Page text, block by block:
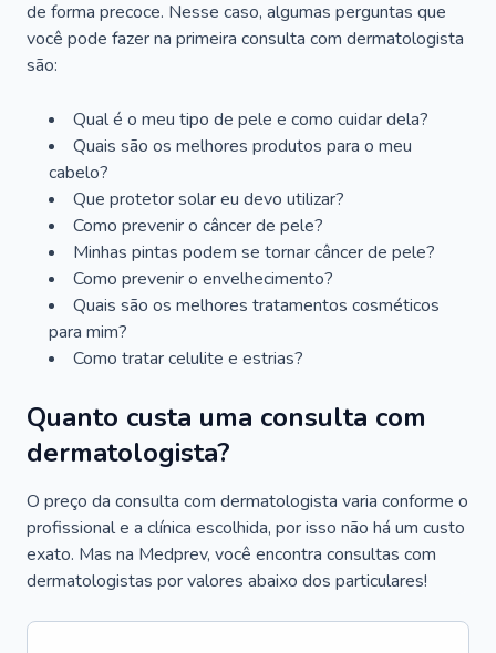
de forma precoce. Nesse caso, algumas perguntas que
você pode fazer na primeira consulta com dermatologista
são:
Qual é o meu tipo de pele e como cuidar dela?
Quais são os melhores produtos para o meu
cabelo?
Que protetor solar eu devo utilizar?
Como prevenir o câncer de pele?
Minhas pintas podem se tornar câncer de pele?
Como prevenir o envelhecimento?
Quais são os melhores tratamentos cosméticos
para mim?
Como tratar celulite e estrias?
Quanto custa uma consulta com
dermatologista?
O preço da consulta com dermatologista varia conforme o
profissional e a clínica escolhida, por isso não há um custo
exato. Mas na Medprev, você encontra consultas com
dermatologistas por valores abaixo dos particulares!